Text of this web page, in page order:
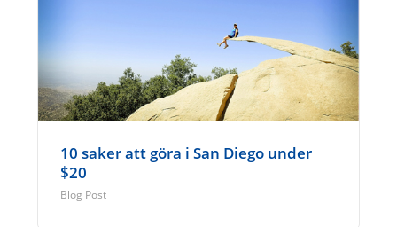
10 saker att göra i San Diego under
$20
Blog Post